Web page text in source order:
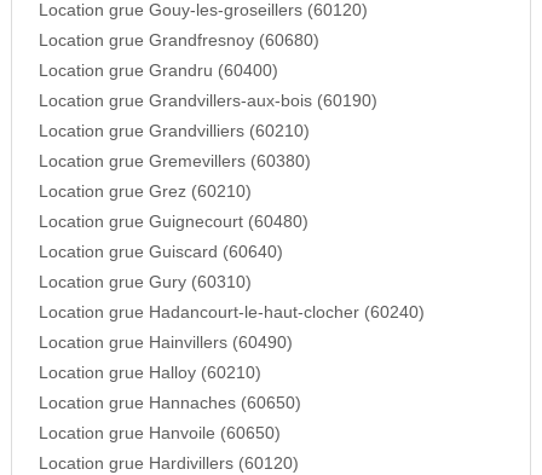
Location grue Gouy-les-groseillers (60120)
Location grue Grandfresnoy (60680)
Location grue Grandru (60400)
Location grue Grandvillers-aux-bois (60190)
Location grue Grandvilliers (60210)
Location grue Gremevillers (60380)
Location grue Grez (60210)
Location grue Guignecourt (60480)
Location grue Guiscard (60640)
Location grue Gury (60310)
Location grue Hadancourt-le-haut-clocher (60240)
Location grue Hainvillers (60490)
Location grue Halloy (60210)
Location grue Hannaches (60650)
Location grue Hanvoile (60650)
Location grue Hardivillers (60120)